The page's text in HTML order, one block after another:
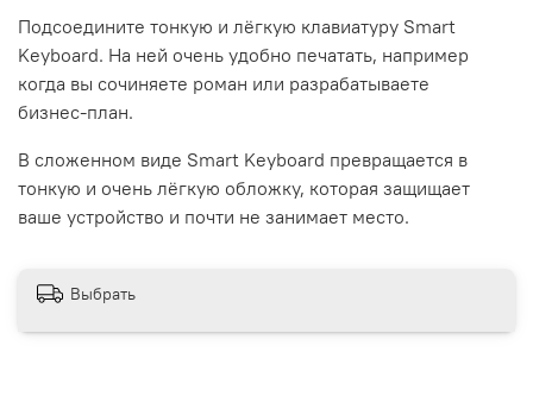
Подсоедините тонкую и лёгкую клавиатуру Smart
Keyboard. На ней очень удобно печатать, например
когда вы сочиняете роман или разрабатываете
бизнес‑план.
В сложенном виде Smart Keyboard превращается в
тонкую и очень лёгкую обложку, которая защищает
ваше устройство и почти не занимает место.
Выбрать